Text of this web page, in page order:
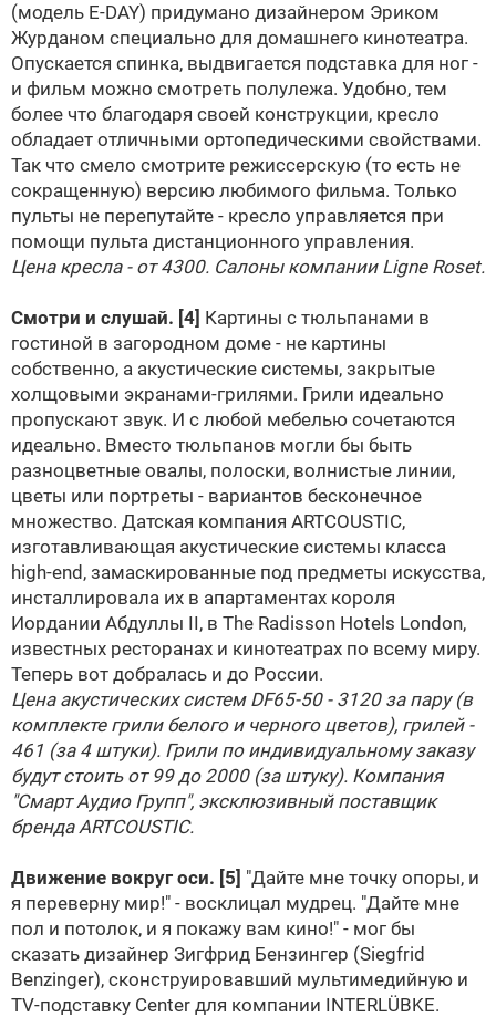
(модель E-DAY) придумано дизайнером Эриком
Журданом специально для домашнего кинотеатра.
Опускается спинка, выдвигается подставка для ног -
и фильм можно смотреть полулежа. Удобно, тем
более что благодаря своей конструкции, кресло
обладает отличными ортопедическими свойствами.
Так что смело смотрите режиссерскую (то есть не
сокращенную) версию любимого фильма. Только
пульты не перепутайте - кресло управляется при
помощи пульта дистанционного управления.
Цена кресла - от 4300. Салоны компании Ligne Roset.
Смотри и слушай. [4] Картины с тюльпанами в
гостиной в загородном доме - не картины
собственно, а акустические системы, закрытые
холщовыми экранами-грилями. Грили идеально
пропускают звук. И с любой мебелью сочетаются
идеально. Вместо тюльпанов могли бы быть
разноцветные овалы, полоски, волнистые линии,
цветы или портреты - вариантов бесконечное
множество. Датская компания ARTCOUSTIC,
изготавливающая акустические системы класса
high-end, замаскированные под предметы искусства,
инсталлировала их в апартаментах короля
Иордании Абдуллы II, в The Radisson Hotels London,
известных ресторанах и кинотеатрах по всему миру.
Теперь вот добралась и до России.
Цена акустических систем DF65-50 - 3120 за пару (в
комплекте грили белого и черного цветов), грилей -
461 (за 4 штуки). Грили по индивидуальному заказу
будут стоить от 99 до 2000 (за штуку). Компания
"Смарт Аудио Групп", эксклюзивный поставщик
бренда ARTCOUSTIC.
Движение вокруг оси. [5] "Дайте мне точку опоры, и
я переверну мир!" - восклицал мудрец. "Дайте мне
пол и потолок, и я покажу вам кино!" - мог бы
сказать дизайнер Зигфрид Бензингер (Siegfrid
Benzinger), сконструировавший мультимедийную и
TV-подставку Center для компании INTERLÜBKE.